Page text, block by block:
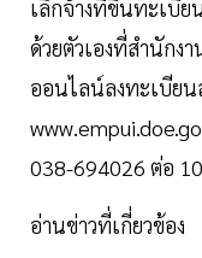
เลิกจ้างที่ขึ้นทะเบีย
ด้วยตัวเองที่สำนักง
ออนไลน์ลงทะเบีย
038-694026 ต่อ
อ่านข่าวที่เกี่ยวข้อง